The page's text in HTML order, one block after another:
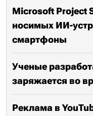
Microsoft Project
носимых ИИ-
смартфоны
Ученые
заряжается во
Реклама в